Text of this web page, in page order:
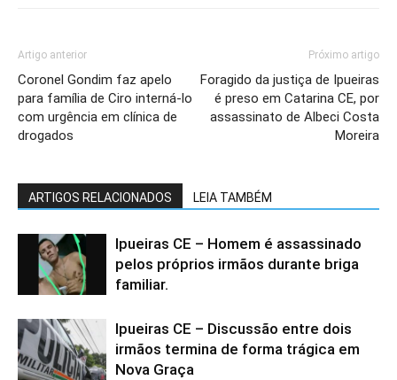
Artigo anterior
Coronel Gondim faz apelo
para família de Ciro interná-lo
com urgência em clínica de
drogados
Próximo artigo
Foragido da justiça de Ipueiras
é preso em Catarina CE, por
assassinato de Albeci Costa
Moreira
ARTIGOS RELACIONADOS LEIA TAMBÉM
Ipueiras CE – Homem é assassinado
pelos próprios irmãos durante briga
familiar.
Ipueiras CE – Discussão entre dois
irmãos termina de forma trágica em
Nova Graça